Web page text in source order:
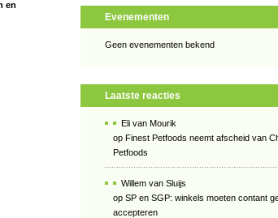
en
Evenementen
Geen evenementen bekend
Laatste reacties
Eli van Mourik
op Finest Petfoods neemt afscheid van
Petfoods
Willem van Sluijs
op SP en SGP: winkels moeten contant
accepteren